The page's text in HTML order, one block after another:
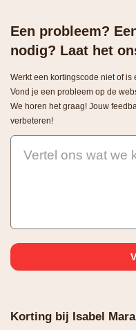
Een probleem?
nodig? Laat het
Werkt een kortingscode niet of
Vond je een probleem op de
We horen het graag! Jouw
verbeteren!
Vertel ons wat we
Korting bij Isabel